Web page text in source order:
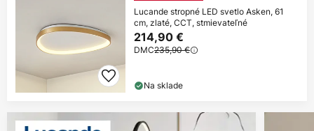
Lucande stropné LED svetlo Asken, 61
cm, zlaté, CCT, stmievateľné
214,90 €
DMC235,90 €
Na sklade